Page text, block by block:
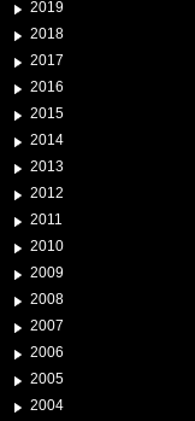
2019
2018
2017
2016
2015
2014
2013
2012
2011
2010
2009
2008
2007
2006
2005
2004